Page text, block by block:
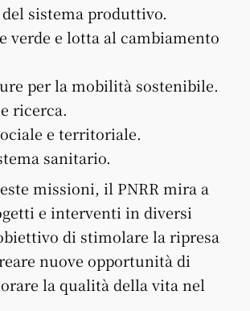
sistema produttivo.
verde e lotta al cambiamento
per la mobilità sostenibile.
ricerca.
e territoriale.
sanitario.
missioni, il PNRR mira a
e interventi in diversi
di stimolare la ripresa
nuove opportunità di
la qualità della vita nel